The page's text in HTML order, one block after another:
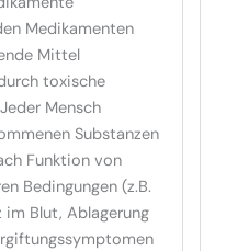
Medikamenten
Mittel
toxische
Mensch
Substanzen
Funktion von
Bedingungen (z.B.
Blut, Ablagerung